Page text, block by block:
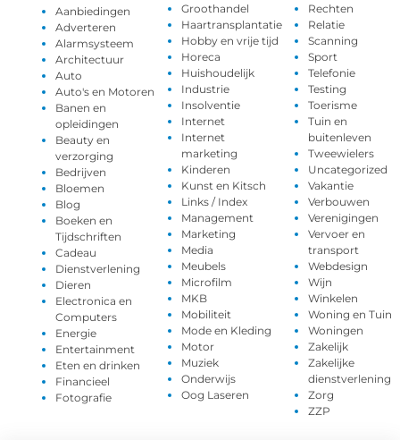
Aanbiedingen
Adverteren
Alarmsysteem
Architectuur
Auto
Auto's en Motoren
Banen en
opleidingen
Beauty en
verzorging
Bedrijven
Bloemen
Blog
Boeken en
Tijdschriften
Cadeau
Dienstverlening
Dieren
Electronica en
Computers
Energie
Entertainment
Eten en drinken
Financieel
Fotografie
Groothandel
Haartransplantatie
Hobby en vrije tijd
Horeca
Huishoudelijk
Industrie
Insolventie
Internet
Internet
marketing
Kinderen
Kunst en Kitsch
Links / Index
Management
Marketing
Media
Meubels
Microfilm
MKB
Mobiliteit
Mode en Kleding
Motor
Muziek
Onderwijs
Oog Laseren
Rechten
Relatie
Scanning
Sport
Telefonie
Testing
Toerisme
Tuin en
buitenleven
Tweewielers
Uncategorized
Vakantie
Verbouwen
Verenigingen
Vervoer en
transport
Webdesign
Wijn
Winkelen
Woning en Tuin
Woningen
Zakelijk
Zakelijke
dienstverlening
Zorg
ZZP